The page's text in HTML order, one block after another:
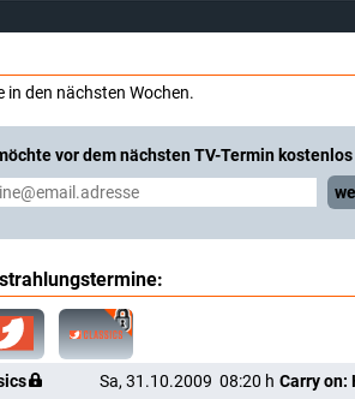
in den nächsten Wochen.
vor dem nächsten TV-Termin
Sa, 31.10.2009 08:20 h